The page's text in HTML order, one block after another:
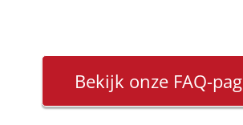
Bekijk onze FAQ-